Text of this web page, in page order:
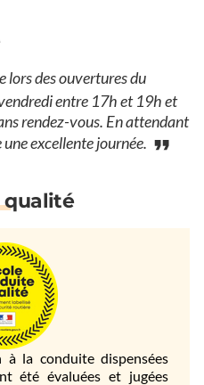
lors des ouvertures du
entre 17h et 19h et
rendez-vous. En attendant
excellente journée.
qualité
la conduite dispensées
été évaluées et jugées